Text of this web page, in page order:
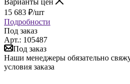
15 683 ₽/шт
Подробности
Под заказ
Арт.: 105487
Под заказ
Наши менеджеры обязательно
условия заказа